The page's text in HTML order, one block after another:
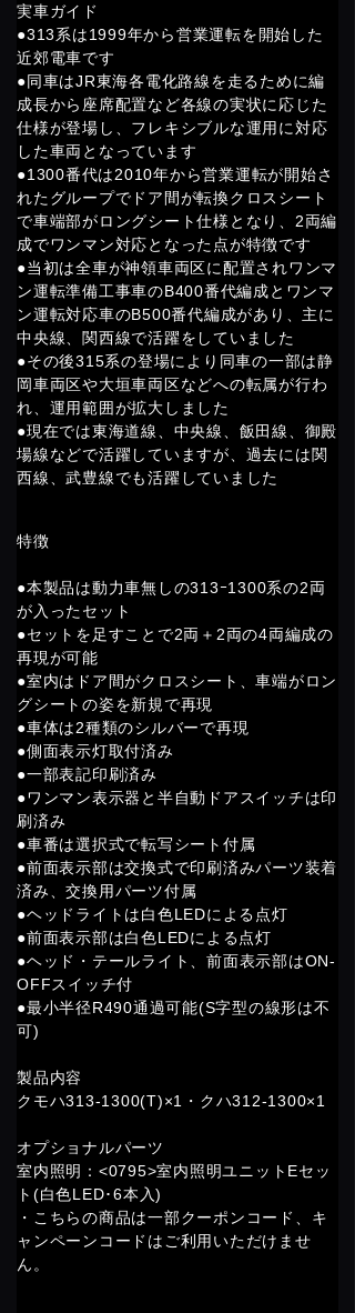
実車ガイド
●313系は1999年から営業運転を開始した
近郊電車です
●同車はJR東海各電化路線を走るために編
成長から座席配置など各線の実状に応じた
仕様が登場し、フレキシブルな運用に対応
した車両となっています
●1300番代は2010年から営業運転が開始さ
れたグループでドア間が転換クロスシート
で車端部がロングシート仕様となり、2両編
成でワンマン対応となった点が特徴です
●当初は全車が神領車両区に配置されワンマ
ン運転準備工事車のB400番代編成とワンマ
ン運転対応車のB500番代編成があり、主に
中央線、関西線で活躍をしていました
●その後315系の登場により同車の一部は静
岡車両区や大垣車両区などへの転属が行わ
れ、運用範囲が拡大しました
●現在では東海道線、中央線、飯田線、御殿
場線などで活躍していますが、過去には関
西線、武豊線でも活躍していました
特徴
●本製品は動力車無しの313ｰ1300系の2両
が入ったセット
●セットを足すことで2両＋2両の4両編成の
再現が可能
●室内はドア間がクロスシート、車端がロン
グシートの姿を新規で再現
●車体は2種類のシルバーで再現
●側面表示灯取付済み
●一部表記印刷済み
●ワンマン表示器と半自動ドアスイッチは印
刷済み
●車番は選択式で転写シート付属
●前面表示部は交換式で印刷済みパーツ装着
済み、交換用パーツ付属
●ヘッドライトは白色LEDによる点灯
●前面表示部は白色LEDによる点灯
●ヘッド・テールライト、前面表示部はON-
OFFスイッチ付
●最小半径R490通過可能(S字型の線形は不
可)
製品内容
クモハ313-1300(T)×1・クハ312-1300×1
オプショナルパーツ
室内照明：<0795>室内照明ユニットEセッ
ト(白色LED･6本入)
・こちらの商品は一部クーポンコード、キ
ャンペーンコードはご利用いただけませ
ん。